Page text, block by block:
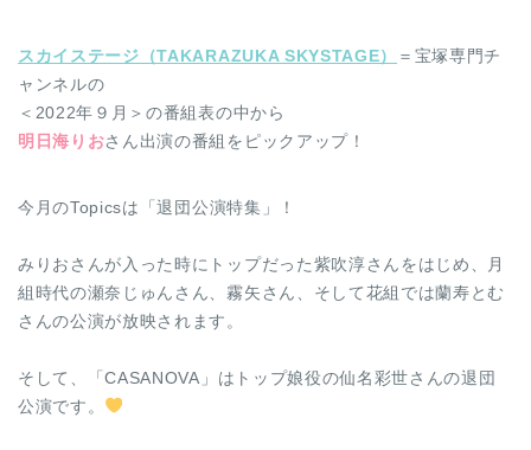
スカイステージ（TAKARAZUKA SKYSTAGE）
＝宝塚専門チ
ャンネルの
＜2022年９月＞の番組表の中から
明日海りおさん出演の番組をピックアップ！
今月のTopicsは「退団公演特集」！
みりおさんが入った時にトップだった紫吹淳さんをはじめ、月
組時代の瀬奈じゅんさん、霧矢さん、そして花組では蘭寿とむ
さんの公演が放映されます。
そして、「CASANOVA」はトップ娘役の仙名彩世さんの退団
公演です。